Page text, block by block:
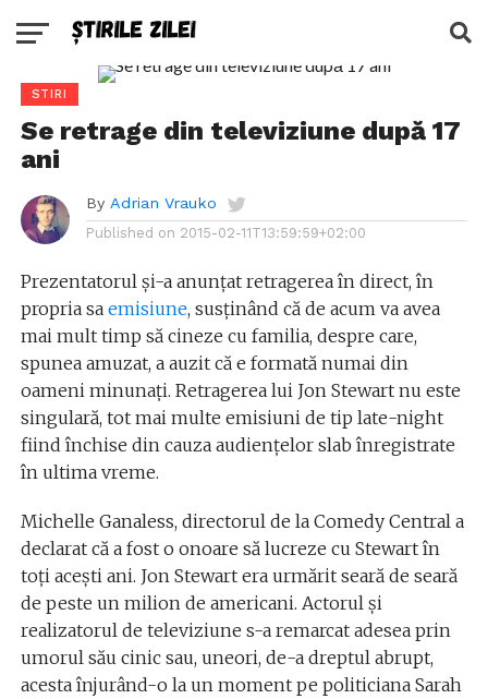
STIRI
Se retrage din televiziune după 17
ani
By Adrian Vrauko
Published on 2015-02-11T13:59:59+02:00
Prezentatorul și-a anunțat retragerea în direct, în
propria sa emisiune, susținând că de acum va avea
mai mult timp să cineze cu familia, despre care,
spunea amuzat, a auzit că e formată numai din
oameni minunați. Retragerea lui Jon Stewart nu este
singulară, tot mai multe emisiuni de tip late-night
fiind închise din cauza audiențelor slab înregistrate
în ultima vreme.
Michelle Ganaless, directorul de la Comedy Central a
declarat că a fost o onoare să lucreze cu Stewart în
toți acești ani. Jon Stewart era urmărit seară de seară
de peste un milion de americani. Actorul și
realizatorul de televiziune s-a remarcat adesea prin
umorul său cinic sau, uneori, de-a dreptul abrupt,
acesta înjurând-o la un moment pe politiciana Sarah